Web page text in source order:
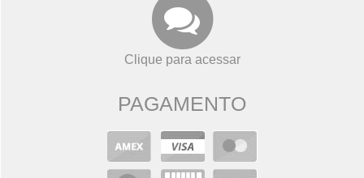
Clique para acessar
PAGAMENTO